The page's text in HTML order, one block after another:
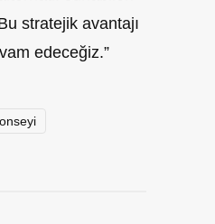
stratejik avantajı
edeceğiz.”